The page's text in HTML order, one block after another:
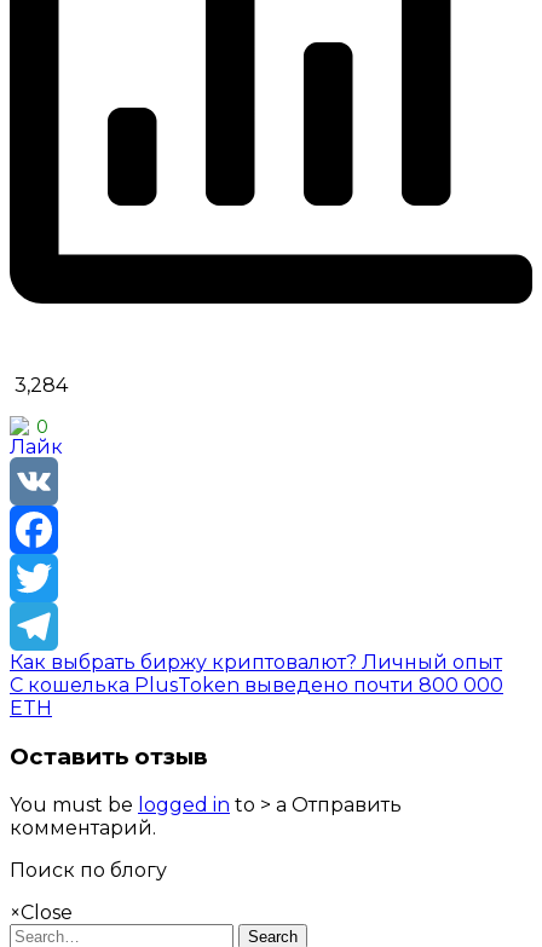
3,284
0
VK
Facebook
Twitter
Telegram
Как выбрать биржу криптовалют? Личный опыт
С кошелька PlusToken выведено почти 800 000
ETH
Оставить отзыв
You must be logged in to > a Отправить
комментарий.
Поиск по блогу
×Close
Search